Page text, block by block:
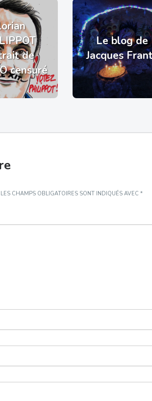
de
censuré
Le blog de
Jacques
LES CHAMPS OBLIGATOIRES SONT INDIQUÉS AVEC *